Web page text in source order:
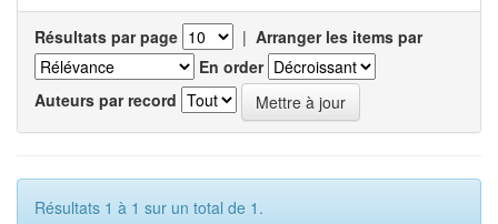
Résultats par page | Arranger les items par
En order
Auteurs par record
Résultats 1 à 1 sur un total de 1.